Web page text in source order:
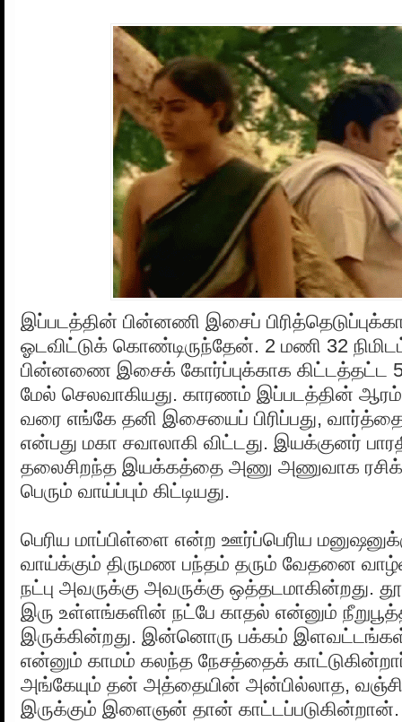
இப்படத்தின் பின்னணி இசைப்
ஓடவிட்டுக் கொண்டிருந்தேன். 2 மணி 32
பின்னணை இசைக் கோர்ப்புக்காக கிட்டத்தட்ட 5
மேல் செலவாகியது. காரணம் இப்படத்தின்
வரை எங்கே தனி இசையைப் பிரிப்பது,
என்பது மகா சவாலாகி விட்டது. இயக்குனர்
தலைசிறந்த இயக்கத்தை அணு அணுவாக
பெரும் வாய்ப்பும் கிட்டியது.
பெரிய மாப்பிள்ளை என்ற ஊர்ப்பெரிய
வாய்க்கும் திருமண பந்தம் தரும் வேதனை
நட்பு அவருக்கு அவருக்கு ஒத்தடமாகின்றது.
இரு உள்ளங்களின் நட்பே காதல் என்னும்
இருக்கின்றது. இன்னொரு பக்கம்
என்னும் காமம் கலந்த நேசத்தைக்
அங்கேயும் தன் அத்தையின் அன்பில்லாத,
இருக்கும் இளைஞன் தான் காட்டப்படுகின்றான்.